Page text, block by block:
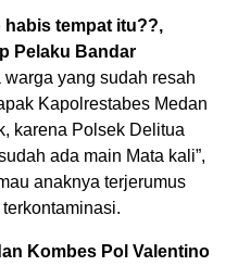
habis tempat itu??,
Pelaku Bandar
warga yang sudah resah
Kapolrestabes Medan
karena Polsek Delitua
ada main Mata kali”,
anaknya terjerumus
Kombes Pol Valentino